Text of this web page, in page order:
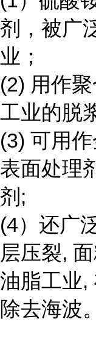
剂，被广
业；
(2) 用作
工业的脱
(3) 可用
表面处理
剂;
(4）还广
层压裂,
油脂工业,
除去海波。